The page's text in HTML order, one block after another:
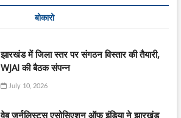
बोकारो
झारखंड में जिला स्तर पर संगठन विस्तार की तैयारी,
WJAI की बैठक संपन्न
July 10, 2026
वेब जर्नलिस्ट्स एसोसिएशन ऑफ इंडिया ने झारखंड